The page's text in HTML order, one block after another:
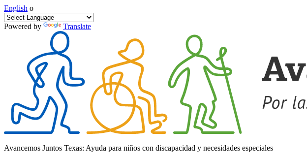
English o
Powered by Translate
Avancemos Juntos Texas: Ayuda para niños con discapacidad y necesidades especiales